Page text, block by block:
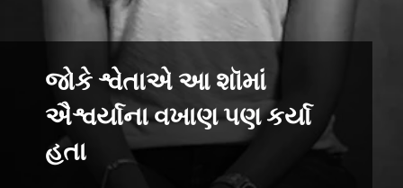
જોકે શ્વેતાએ આ શૉમાં
ઐશ્વર્યાના વખાણ પણ કર્યા